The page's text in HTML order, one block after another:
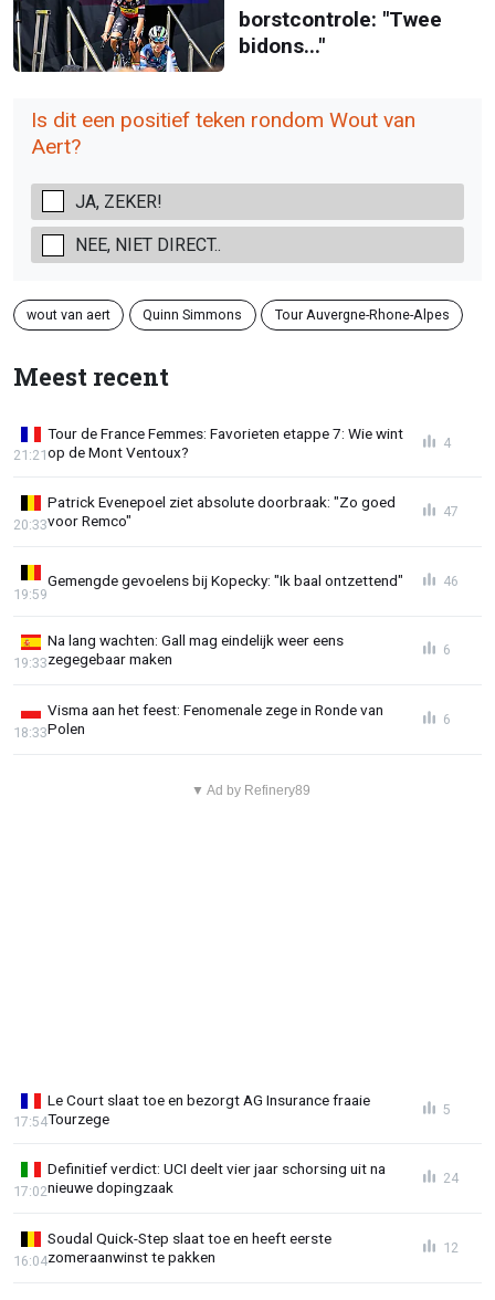
borstcontrole: "Twee
bidons..."
Is dit een positief teken rondom Wout van
Aert?
JA, ZEKER!
NEE, NIET DIRECT..
wout van aert Quinn Simmons Tour Auvergne-Rhone-Alpes
Meest recent
Tour de France Femmes: Favorieten etappe 7: Wie wint
op de Mont Ventoux?
21:21
4
Patrick Evenepoel ziet absolute doorbraak: "Zo goed
voor Remco"
20:33
47
Gemengde gevoelens bij Kopecky: "Ik baal ontzettend"
19:59
46
Na lang wachten: Gall mag eindelijk weer eens
zegegebaar maken
19:33
6
Visma aan het feest: Fenomenale zege in Ronde van
Polen
18:33
6
▼ Ad by Refinery89
Le Court slaat toe en bezorgt AG Insurance fraaie
Tourzege
17:54
5
Definitief verdict: UCI deelt vier jaar schorsing uit na
nieuwe dopingzaak
17:02
24
Soudal Quick-Step slaat toe en heeft eerste
zomeraanwinst te pakken
16:04
12